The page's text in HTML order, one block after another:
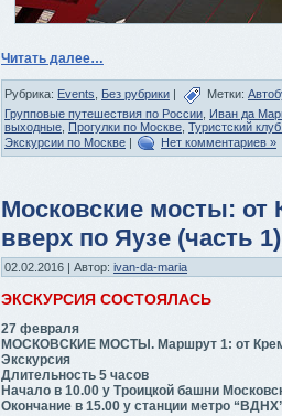
Читать далее…
Рубрика: Events Без рубрики | Метки:
Групповые путешествия по России
Иван да
выходные
Прогулки по Москве Туристский
Экскурсии по Москве | Нет комментариев »
Московские мосты: от
вверх по Яузе (часть 1)
02.02.2016 | Автор: ivan-da-maria
ЭКСКУРСИЯ СОСТОЯЛАСЬ
27 февраля
МОСКОВСКИЕ МОСТЫ. Маршрут 1: от
Экскурсия
Длительность 5 часов
Начало в 10.00 у Троицкой башни
Окончание в 15.00 у станции метро